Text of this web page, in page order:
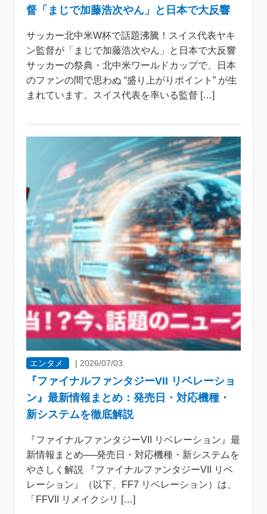
督「まじで加藤浩次やん」と日本で大反響
サッカー北中米W杯で話題沸騰！スイス代表ヤキ
ン監督が「まじで加藤浩次やん」と日本で大反響
サッカーの祭典・北中米ワールドカップで、日本
のファンの間で思わぬ “盛り上がりポイント” が生
まれています。スイス代表を率いる監督 […]
エンタメ | 2026/07/03
『ファイナルファンタジーVII リベレーショ
ン』最新情報まとめ：発売日・対応機種・
新システムを徹底解説
『ファイナルファンタジーVII リベレーション』最
新情報まとめ──発売日・対応機種・新システムを
やさしく解説 『ファイナルファンタジーVII リベ
レーション』（以下、FF7 リベレーション）は、
「FFVII リメイクシリ […]